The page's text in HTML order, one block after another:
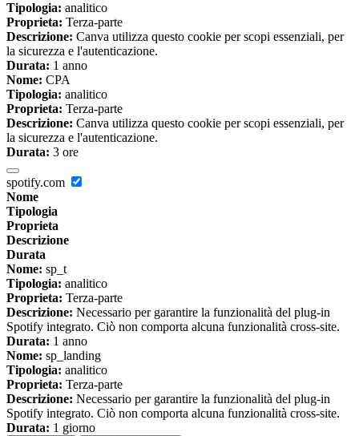
Tipologia: analitico
Proprieta: Terza-parte
Descrizione: Canva utilizza questo cookie per scopi essenziali, per
la sicurezza e l'autenticazione.
Durata: 1 anno
Nome: CPA
Tipologia: analitico
Proprieta: Terza-parte
Descrizione: Canva utilizza questo cookie per scopi essenziali, per
la sicurezza e l'autenticazione.
Durata: 3 ore
spotify.com
Nome
Tipologia
Proprieta
Descrizione
Durata
Nome: sp_t
Tipologia: analitico
Proprieta: Terza-parte
Descrizione: Necessario per garantire la funzionalità del plug-in
Spotify integrato. Ciò non comporta alcuna funzionalità cross-site.
Durata: 1 anno
Nome: sp_landing
Tipologia: analitico
Proprieta: Terza-parte
Descrizione: Necessario per garantire la funzionalità del plug-in
Spotify integrato. Ciò non comporta alcuna funzionalità cross-site.
Durata: 1 giorno